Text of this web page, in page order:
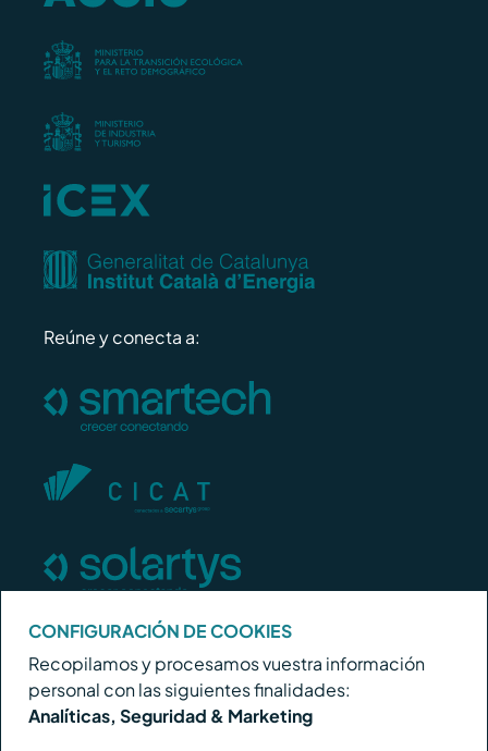
Reúne y conecta a:
Conecta estratégicamente con:
CONFIGURACIÓN DE COOKIES
Recopilamos y procesamos vuestra información
personal con las siguientes finalidades:
Analíticas, Seguridad & Marketing